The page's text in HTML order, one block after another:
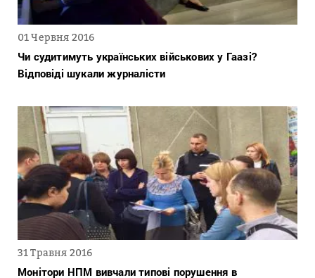
01 Червня 2016
Чи судитимуть українських військових у Гаазі?
Відповіді шукали журналісти
31 Травня 2016
Монітори НПМ вивчали типові порушення в